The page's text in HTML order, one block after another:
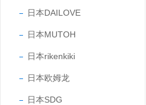
日本DAILOVE
日本MUTOH
日本rikenkiki
日本欧姆龙
日本SDG